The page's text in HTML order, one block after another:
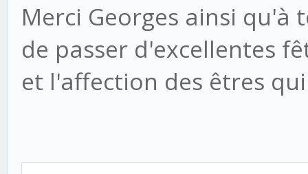
Merci Georges ainsi qu'à
de passer d'excellentes
et l'affection des êtres